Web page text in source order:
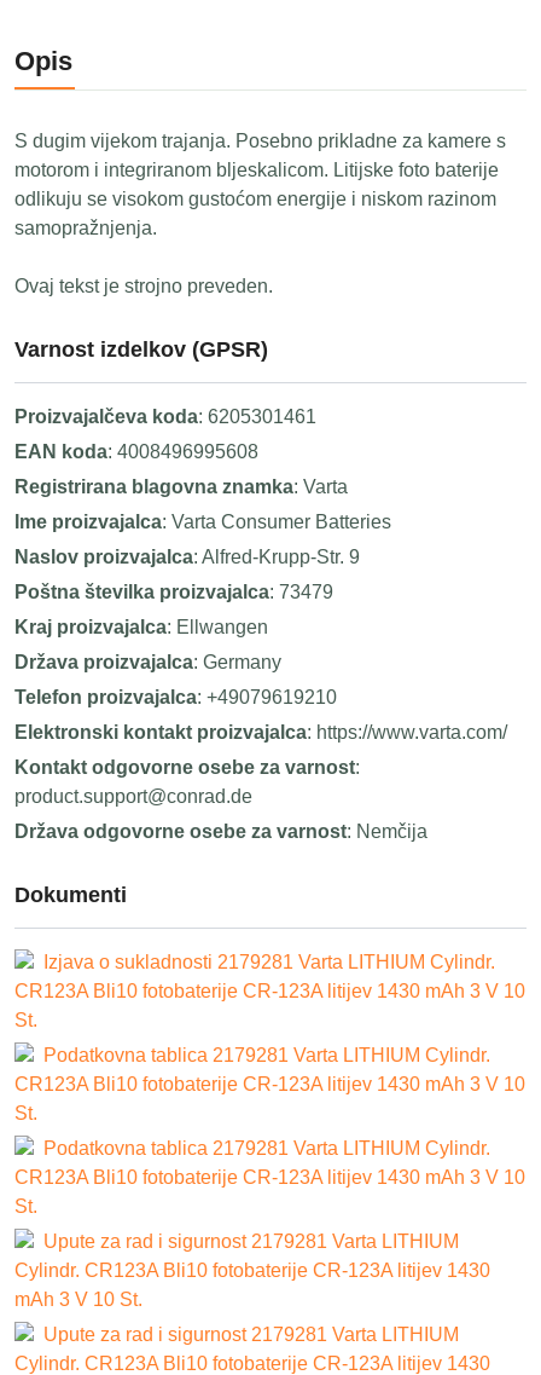
Opis
S dugim vijekom trajanja. Posebno prikladne za kamere s
motorom i integriranom bljeskalicom. Litijske foto baterije
odlikuju se visokom gustoćom energije i niskom razinom
samopražnjenja.
Ovaj tekst je strojno preveden.
Varnost izdelkov (GPSR)
Proizvajalčeva koda: 6205301461
EAN koda: 4008496995608
Registrirana blagovna znamka: Varta
Ime proizvajalca: Varta Consumer Batteries
Naslov proizvajalca: Alfred-Krupp-Str. 9
Poštna številka proizvajalca: 73479
Kraj proizvajalca: Ellwangen
Država proizvajalca: Germany
Telefon proizvajalca: +49079619210
Elektronski kontakt proizvajalca: https://www.varta.com/
Kontakt odgovorne osebe za varnost:
product.support@conrad.de
Država odgovorne osebe za varnost: Nemčija
Dokumenti
Izjava o sukladnosti 2179281 Varta LITHIUM Cylindr.
CR123A Bli10 fotobaterije CR-123A litijev 1430 mAh 3 V 10
St.
Podatkovna tablica 2179281 Varta LITHIUM Cylindr.
CR123A Bli10 fotobaterije CR-123A litijev 1430 mAh 3 V 10
St.
Podatkovna tablica 2179281 Varta LITHIUM Cylindr.
CR123A Bli10 fotobaterije CR-123A litijev 1430 mAh 3 V 10
St.
Upute za rad i sigurnost 2179281 Varta LITHIUM
Cylindr. CR123A Bli10 fotobaterije CR-123A litijev 1430
mAh 3 V 10 St.
Upute za rad i sigurnost 2179281 Varta LITHIUM
Cylindr. CR123A Bli10 fotobaterije CR-123A litijev 1430